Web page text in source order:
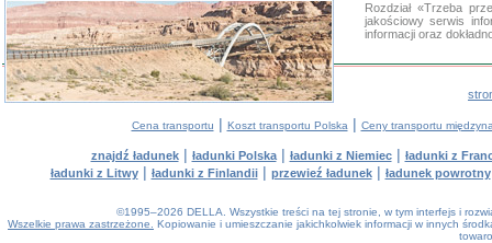
Rozdział «Trzeba
jakościowy serwis
informacji oraz
Cena transportu | Koszt transportu Polska | Ceny transportu
znajdź ładunek| ładunki Polska| ładunki z Niemiec| ładunki z
ładunki z Litwy| ładunki z Finlandii| przewieź ładunek| ładunek powrotny
©1995–2026 DELLA. Wszystkie treści na tej stronie, w tym interfejs i
Wszelkie prawa zastrzeżone.
Kopiowanie i umieszczanie jakichkolwiek informacji w innych